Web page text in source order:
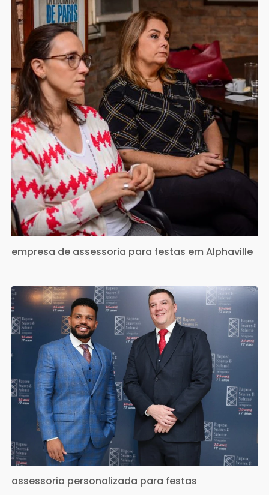
empresa de assessoria para festas em Alphaville
assessoria personalizada para festas